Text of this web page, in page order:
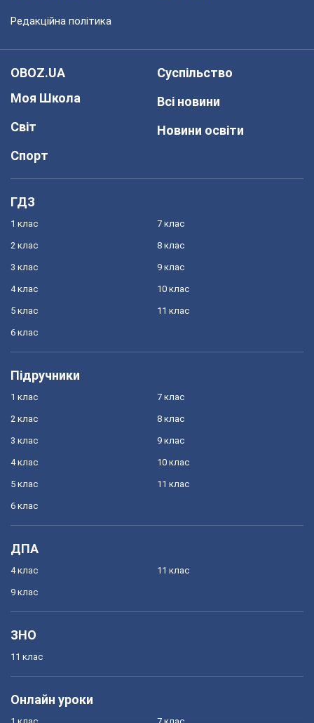
Редакційна політика
OBOZ.UA
Моя Школа
Світ
Спорт
Суспільство
Всі новини
Новини освіти
ГДЗ
1 клас
2 клас
3 клас
4 клас
5 клас
6 клас
7 клас
8 клас
9 клас
10 клас
11 клас
Підручники
1 клас
2 клас
3 клас
4 клас
5 клас
6 клас
7 клас
8 клас
9 клас
10 клас
11 клас
ДПА
4 клас
9 клас
11 клас
ЗНО
11 клас
Онлайн уроки